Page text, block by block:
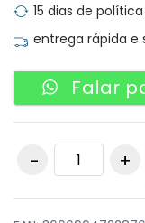
15 dias de
entrega rápida e
Falar
Pack 8 Mesas Iris
Antracite quantity